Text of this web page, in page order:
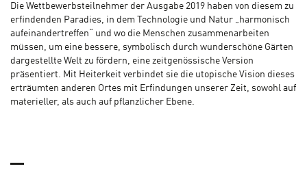
Die Wettbewerbsteilnehmer der Ausgabe 2019 haben von diesem zu
erfindenden Paradies, in dem Technologie und Natur „harmonisch
aufeinandertreffen“ und wo die Menschen zusammenarbeiten
müssen, um eine bessere, symbolisch durch wunderschöne Gärten
dargestellte Welt zu fördern, eine zeitgenössische Version
präsentiert. Mit Heiterkeit verbindet sie die utopische Vision dieses
erträumten anderen Ortes mit Erfindungen unserer Zeit, sowohl auf
materieller, als auch auf pflanzlicher Ebene.